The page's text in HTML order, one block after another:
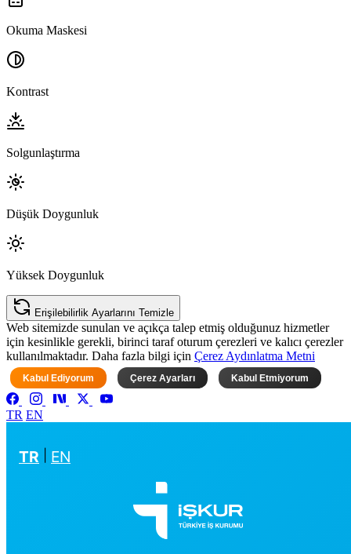
Okuma Maskesi
Kontrast
Solgunlaştırma
Düşük Doygunluk
Yüksek Doygunluk
Erişilebilirlik Ayarlarını Temizle
Web sitemizde sunulan ve açıkça talep etmiş olduğunuz hizmetler
için kesinlikle gerekli, birinci taraf oturum çerezleri ve kalıcı çerezler
kullanılmaktadır. Daha fazla bilgi için Çerez Aydınlatma Metni
Kabul Ediyorum Çerez Ayarları Kabul Etmiyorum
TR EN
TR EN